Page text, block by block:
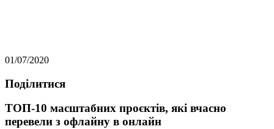
01/07/2020
Подiлитися
ТОП-10 масштабних проєктів, які вчасно
перевели з офлайну в онлайн